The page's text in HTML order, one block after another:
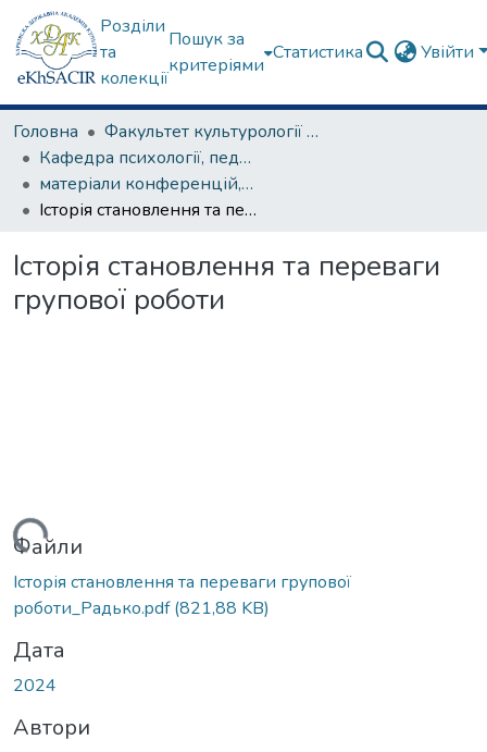
Розділи
та
колекції
Пошук за
критеріями
Статистика Увійти
Головна
Факультет культурології та соціальних комунікацій
Кафедра психології, педагогіки та філології
матеріали конференцій, семінарів, круглих столів та ін.
Історія становлення та переваги групової роботи
Історія становлення та переваги
групової роботи
Файли
Історія становлення та переваги групової
роботи_Радько.pdf(821,88 KB)
Дата
2024
Автори